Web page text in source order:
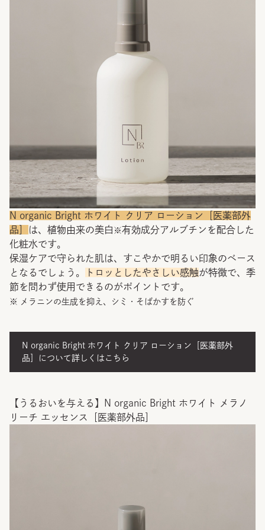
N organic Bright ホワイト クリア ローション［医薬部外
品］
は、植物由来の美白 ※有効成分アルブチンを配合した
化粧水です。
保湿ケアで守られた肌は、すこやかで明るい印象のベース
となるでしょう。
トロッとしたやさしい感触が特徴で、季
節を問わず使用できるのがポイントです。
※ メラニンの生成を抑え、シミ・そばかすを防ぐ
N organic Bright ホワイト クリア ローション［医薬部外
品］について詳しくはこちら
【うるおいを与える】N organic Bright ホワイト メラノ
リーチ エッセンス［医薬部外品］